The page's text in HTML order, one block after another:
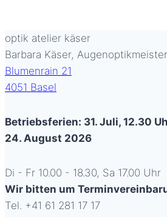
optik atelier käser
Barbara Käser,
Blumenrain 21
4051 Basel
Betriebsferien: 31. Juli, 12.30
24. August 2026
Di - Fr 10.00 - 18.30, Sa 17.00 Uhr
Wir bitten um
Tel. +41 61 281 17 17